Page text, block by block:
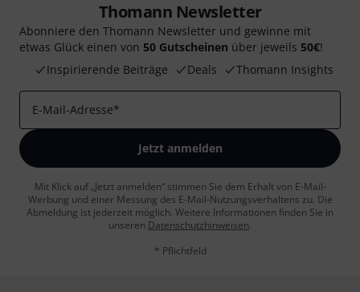
Thomann Newsletter
Abonniere den Thomann Newsletter und gewinne mit
etwas Glück einen von 50 Gutscheinen über jeweils 50€!
Inspirierende Beiträge
Deals Thomann Insights
E-Mail-Adresse*
Jetzt anmelden
Mit Klick auf „Jetzt anmelden“ stimmen Sie dem Erhalt von E-Mail-
Werbung und einer Messung des E-Mail-Nutzungsverhaltens zu. Die
Abmeldung ist jederzeit möglich. Weitere Informationen finden Sie in
unseren Datenschutzhinweisen.
* Pflichtfeld